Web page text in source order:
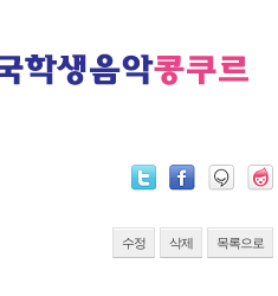
수정 삭제 목록으로